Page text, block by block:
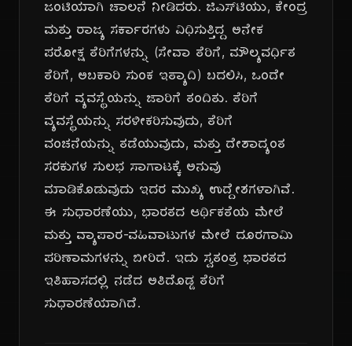
ಜಂಟಿಯಾಗಿ ಚಾಲನೆ ನೀಡಿದರು. ಜಿಎಸ್‌ಟಿಯು, ಕೇಂದ್ರ
ಮತ್ತು ರಾಜ್ಯ ಸರ್ಕಾರಗಳು ವಿಧಿಸುತ್ತಿದ್ದ ಅನೇಕ
ಪರೋಕ್ಷ ತೆರಿಗೆಗಳನ್ನು (ಸೇವಾ ತೆರಿಗೆ, ಮೌಲ್ಯವರ್ಧಿತ
ತೆರಿಗೆ, ಅಬಕಾರಿ ಸುಂಕ ಇತ್ಯಾದಿ) ಬದಲಿಸಿ, ಒಂದೇ
ತೆರಿಗೆ ವ್ಯವಸ್ಥೆಯನ್ನು ಜಾರಿಗೆ ತಂದಿತು. ತೆರಿಗೆ
ವ್ಯವಸ್ಥೆಯನ್ನು ಸರಳೀಕರಿಸುವುದು, ತೆರಿಗೆ
ವಂಚನೆಯನ್ನು ತಡೆಯುವುದು, ಮತ್ತು ದೇಶಾದ್ಯಂತ
ಸರಕುಗಳ ಸುಲಭ ಸಾಗಾಟಕ್ಕೆ ಅನುವು
ಮಾಡಿಕೊಡುವುದು ಇದರ ಮುಖ್ಯ ಉದ್ದೇಶಗಳಾಗಿವೆ.
ಈ ಸುಧಾರಣೆಯು, ಭಾರತದ ಆರ್ಥಿಕತೆಯ ಮೇಲೆ
ಮತ್ತು ವ್ಯಾಪಾರ-ವಹಿವಾಟುಗಳ ಮೇಲೆ ದೂರಗಾಮಿ
ಪರಿಣಾಮಗಳನ್ನು ಬೀರಿದೆ. ಇದು ಸ್ವತಂತ್ರ ಭಾರತದ
ಇತಿಹಾಸದಲ್ಲಿ ನಡೆದ ಅತಿದೊಡ್ಡ ತೆರಿಗೆ
ಸುಧಾರಣೆಯಾಗಿದೆ.